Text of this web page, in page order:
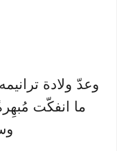
وعدّ ولادة
ما انفكّت